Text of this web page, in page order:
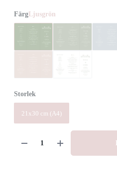
Färg Ljusgrön
Storlek
21x30 cm (A4)